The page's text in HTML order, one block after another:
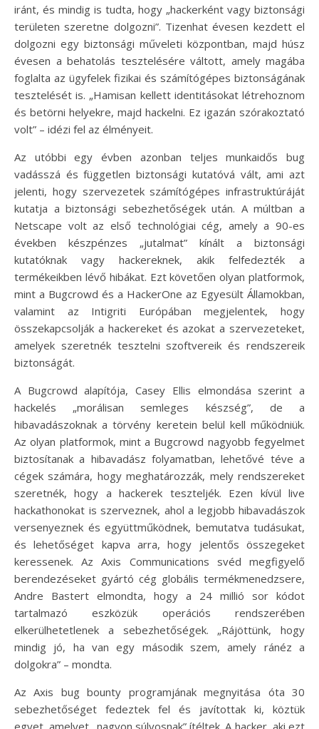
iránt, és mindig is tudta, hogy „hackerként vagy biztonsági
területen szeretne dolgozni”. Tizenhat évesen kezdett el
dolgozni egy biztonsági műveleti központban, majd húsz
évesen a behatolás tesztelésére váltott, amely magába
foglalta az ügyfelek fizikai és számítógépes biztonságának
tesztelését is. „Hamisan kellett identitásokat létrehoznom
és betörni helyekre, majd hackelni. Ez igazán szórakoztató
volt” – idézi fel az élményeit.
Az utóbbi egy évben azonban teljes munkaidős bug
vadásszá és független biztonsági kutatóvá vált, ami azt
jelenti, hogy szervezetek számítógépes infrastruktúráját
kutatja a biztonsági sebezhetőségek után. A múltban a
Netscape volt az első technológiai cég, amely a 90-es
években készpénzes „jutalmat” kínált a biztonsági
kutatóknak vagy hackereknek, akik felfedezték a
termékeikben lévő hibákat. Ezt követően olyan platformok,
mint a Bugcrowd és a HackerOne az Egyesült Államokban,
valamint az Intigriti Európában megjelentek, hogy
összekapcsolják a hackereket és azokat a szervezeteket,
amelyek szeretnék tesztelni szoftvereik és rendszereik
biztonságát.
A Bugcrowd alapítója, Casey Ellis elmondása szerint a
hackelés „morálisan semleges készség”, de a
hibavadászoknak a törvény keretein belül kell működniük.
Az olyan platformok, mint a Bugcrowd nagyobb fegyelmet
biztosítanak a hibavadász folyamatban, lehetővé téve a
cégek számára, hogy meghatározzák, mely rendszereket
szeretnék, hogy a hackerek teszteljék. Ezen kívül live
hackathonokat is szerveznek, ahol a legjobb hibavadászok
versenyeznek és együttműködnek, bemutatva tudásukat,
és lehetőséget kapva arra, hogy jelentős összegeket
keressenek. Az Axis Communications svéd megfigyelő
berendezéseket gyártó cég globális termékmenedzsere,
Andre Bastert elmondta, hogy a 24 millió sor kódot
tartalmazó eszközük operációs rendszerében
elkerülhetetlenek a sebezhetőségek. „Rájöttünk, hogy
mindig jó, ha van egy második szem, amely ránéz a
dolgokra” – mondta.
Az Axis bug bounty programjának megnyitása óta 30
sebezhetőséget fedeztek fel és javítottak ki, köztük
egyet, amelyet „nagyon súlyosnak” ítéltek. A hacker, aki ezt